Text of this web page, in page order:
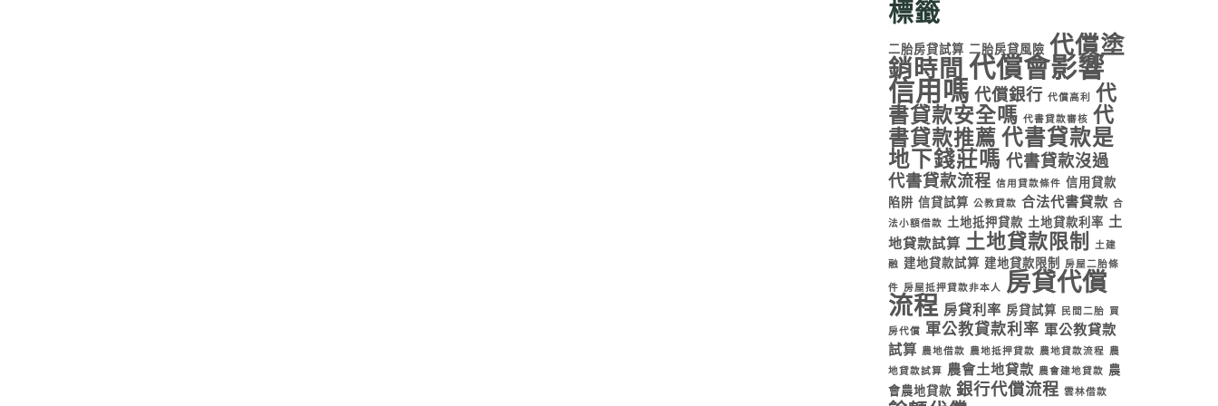
標籤
二胎房貸試算 二胎房貸風險 代償塗
銷時間 代償會影響
信用嗎 代償銀行 代償高利
代
書貸款安全嗎 代書貸款審核 代
書貸款推薦 代書貸款是
地下錢莊嗎 代書貸款沒過
代書貸款流程 信用貸款條件 信用貸款
陷阱 信貸試算 公教貸款 合法代書貸款 合
法小額借款 土地抵押貸款 土地貸款利率 土
地貸款試算 土地貸款限制
土建
融
建地貸款試算 建地貸款限制 房屋二胎條
件 房屋抵押貸款非本人
房貸代償
流程 房貸利率 房貸試算 民間二胎
買
房代償
軍公教貸款利率 軍公教貸款
試算
農地借款 農地抵押貸款 農地貸款流程
農
地貸款試算
農會土地貸款 農會建地貸款
農
會農地貸款 銀行代償流程 雲林借款